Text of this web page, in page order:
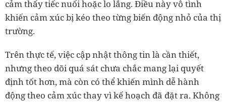
cảm thấy tiếc nuối hoặc lo lắng. Điều này vô tình
khiến cảm xúc bị kéo theo từng biến động nhỏ của thị
trường.
Trên thực tế, việc cập nhật thông tin là cần thiết,
nhưng theo dõi quá sát chưa chắc mang lại quyết
định tốt hơn, mà còn có thể khiến mình dễ hành
động theo cảm xúc thay vì kế hoạch đã đặt ra. Không